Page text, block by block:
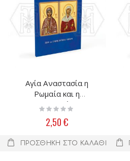
Αγία Αναστασία η
Ρωμαία και η
Φαρμακολύτρια
Rating:
2,50 €
ΠΡΟΣΘΉΚΗ ΣΤΟ ΚΑΛΆΘΙ